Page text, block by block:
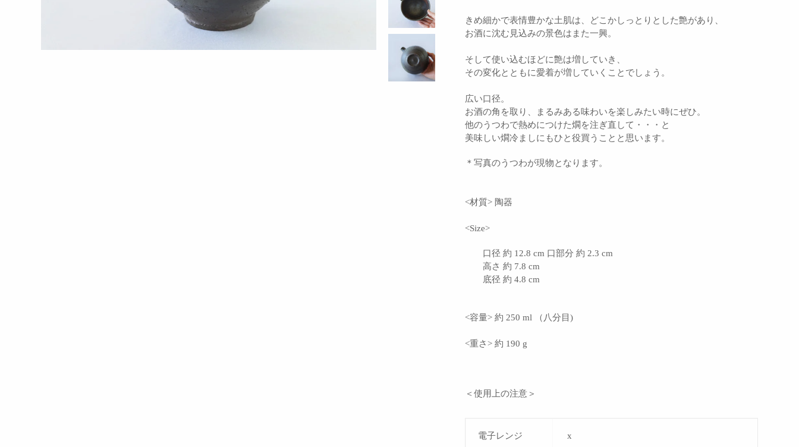
きめ細かで表情豊かな土肌は、どこかしっとりとした艶があり、
お酒に沈む見込みの景色はまた一興。
そして使い込むほどに艶は増していき、
その変化とともに愛着が増していくことでしょう。
広い口径。
お酒の角を取り、まるみある味わいを楽しみたい時にぜひ。
他のうつわで熱めにつけた燗を注ぎ直して・・・と
美味しい燗冷ましにもひと役買うことと思います。
＊写真のうつわが現物となります。
<材質> 陶器
<Size>
口径 約 12.8 cm 口部分 約 2.3 cm
高さ 約 7.8 cm
底径 約 4.8 cm
<容量> 約 250 ml （八分目)
<重さ> 約 190 g
＜使用上の注意＞
電子レンジ x